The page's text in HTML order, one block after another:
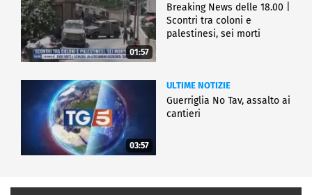
01:57
Breaking News delle 18.00 |
Scontri tra coloni e
palestinesi, sei morti
03:57
ULTIME NOTIZIE
Guerriglia No Tav, assalto ai
cantieri